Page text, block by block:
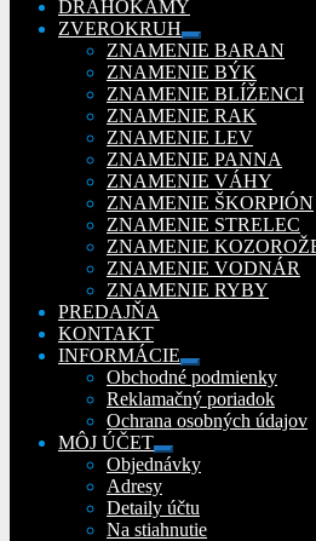
DRAHOKAMY
ZVEROKRUH
Rozbaliť
podradené
menu
ZNAMENIE BARAN
ZNAMENIE BÝK
ZNAMENIE BLÍŽENCI
ZNAMENIE RAK
ZNAMENIE LEV
ZNAMENIE PANNA
ZNAMENIE VÁHY
ZNAMENIE ŠKORPIÓN
ZNAMENIE STRELEC
ZNAMENIE
ZNAMENIE VODNÁR
ZNAMENIE RYBY
PREDAJŇA
KONTAKT
INFORMÁCIE
Rozbaliť
podradené
menu
Obchodné podmienky
Reklamačný poriadok
Ochrana osobných údajov
MÔJ ÚČET
Rozbaliť
podradené
Objednávky
Adresy
Detaily účtu
Na stiahnutie